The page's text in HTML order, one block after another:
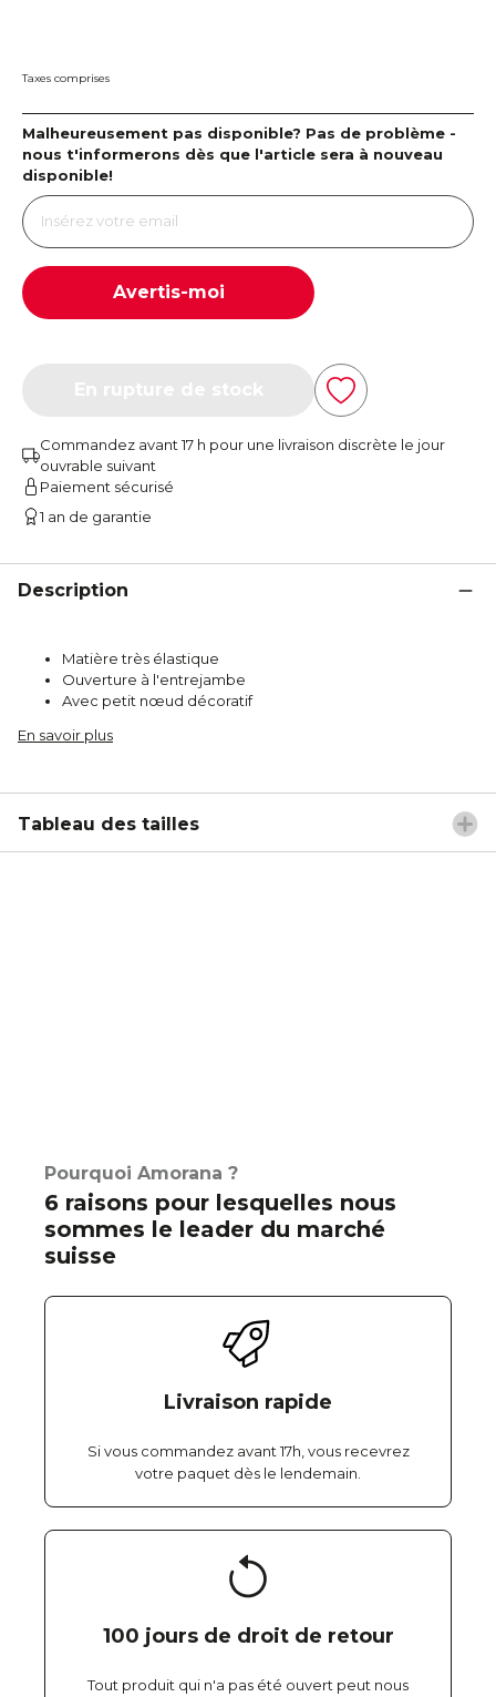
Taxes comprises
Malheureusement pas disponible? Pas de problème -
nous t'informerons dès que l'article sera à nouveau
disponible!
Avertis-moi
Commandez avant 17 h pour une livraison discrète le jour
ouvrable suivant
Paiement sécurisé
1 an de garantie
Description
Matière très élastique
Ouverture à l'entrejambe
Avec petit nœud décoratif
En savoir plus
Tableau des tailles
Pourquoi Amorana ?
6 raisons pour lesquelles nous
sommes le leader du marché
suisse
Livraison rapide
Si vous commandez avant 17h, vous recevrez
votre paquet dès le lendemain.
100 jours de droit de retour
Tout produit qui n'a pas été ouvert peut nous